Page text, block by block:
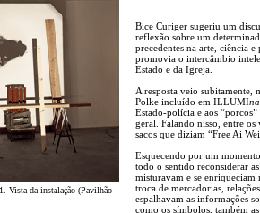
Vista da instalação (Pavilhão
Bice Curiger sugeriu um
reflexão sobre um
precedentes na arte, ciência
promovia o intercâmbio
Estado e da Igreja.
A resposta veio subitamente,
Polke incluído em ILLUMI
Estado-polícia e aos
geral. Falando nisso, entre
sacos que diziam “Free Ai
Esquecendo por um
todo o sentido reconsiderar
misturavam e se enriqueciam
troca de mercadorias,
espalhavam as informações
como os símbolos, também